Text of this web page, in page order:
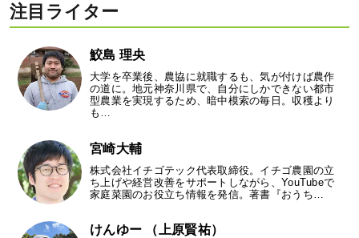
注目ライター
鮫島 理央
大学を卒業後、農協に就職するも、気が付けば農作
の道に。地元神奈川県で、自分にしかできない都市
型農業を実現するため、暗中模索の毎日。収穫より
も…
宮崎大輔
株式会社イチゴテック代表取締役。イチゴ農園の立
ち上げや経営改善をサポートしながら、YouTubeで
家庭菜園のお役立ち情報を発信。著書『おうち…
けんゆー （上原賢祐）